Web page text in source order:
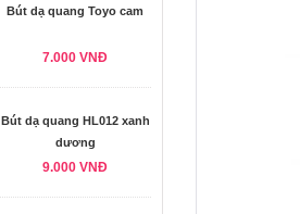
Bút dạ quang Toyo cam
7.000 VNĐ
Bút dạ quang HL012 xanh
dương
9.000 VNĐ